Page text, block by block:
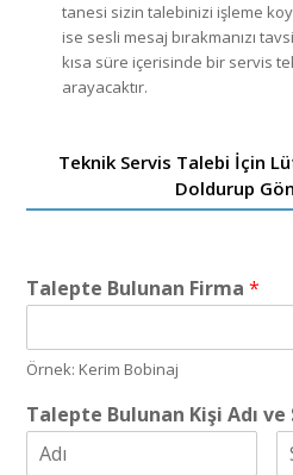
tanesi sizin talebinizi işleme
ise sesli mesaj bırakmanızı
kısa süre içerisinde bir servis
arayacaktır.
Teknik Servis Talebi İçin
Doldurup
Talepte Bulunan Firma*
Örnek: Kerim Bobinaj
Talepte Bulunan Kişi Adı ve